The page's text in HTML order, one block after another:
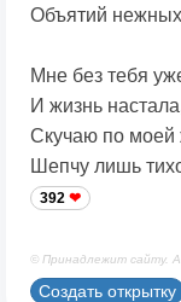
Объятий
Мне без тебя
И жизнь
Скучаю по
Шепчу лишь
392
© Принадлежит сайту.
Создать открытку